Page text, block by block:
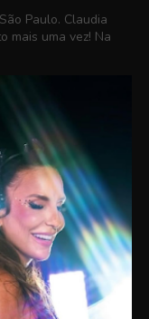
Paulo. Claudia
mais uma vez! Na